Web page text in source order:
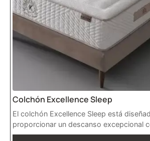
Colchón Excellence Sleep
El colchón Excellence Sleep está
proporcionar un descanso excepcional